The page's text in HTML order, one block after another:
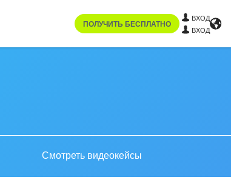
ПОЛУЧИТЬ БЕСПЛАТНО
ВХОД
ВХОД
Смотреть видеокейсы